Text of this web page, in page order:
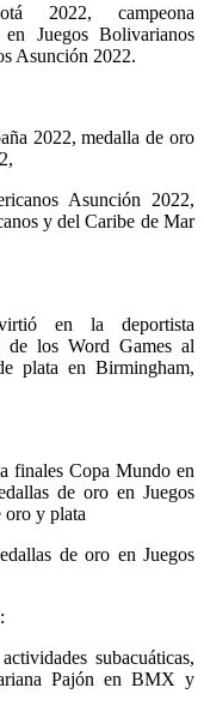
2022, campeona
Juegos Bolivarianos
Asunción 2022.
2022, medalla de oro
Asunción 2022,
y del Caribe de Mar
en la deportista
de los Word Games al
plata en Birmingham,
finales Copa Mundo en
de oro en Juegos
oro y plata
de oro en Juegos
subacuáticas,
Pajón en BMX y